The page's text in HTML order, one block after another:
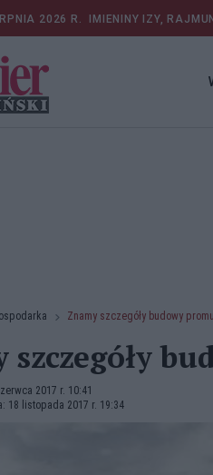
2026 R. IMIENINY IZY,
Znamy szczegóły budowy
szczegóły
2017 r. 10:41
18 listopada 2017 r. 19:34